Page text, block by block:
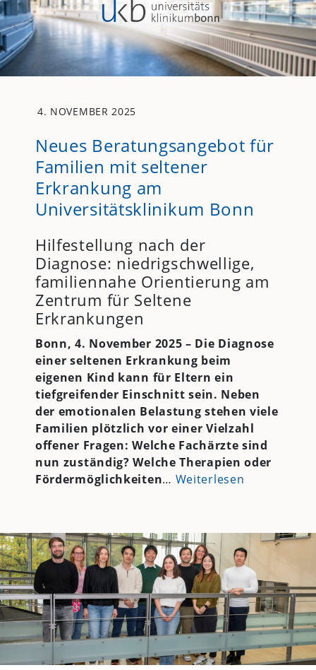
4. NOVEMBER 2025
Neues Beratungsangebot für
Familien mit seltener
Erkrankung am
Universitätsklinikum Bonn
Hilfestellung nach der
Diagnose: niedrigschwellige,
familiennahe Orientierung am
Zentrum für Seltene
Erkrankungen
Bonn, 4. November 2025 – Die Diagnose
einer seltenen Erkrankung beim
eigenen Kind kann für Eltern ein
tiefgreifender Einschnitt sein. Neben
der emotionalen Belastung stehen viele
Familien plötzlich vor einer Vielzahl
offener Fragen: Welche Fachärzte sind
nun zuständig? Welche Therapien oder
Fördermöglichkeiten… Weiterlesen